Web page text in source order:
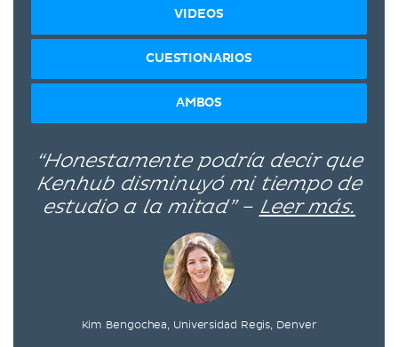
VIDEOS
CUESTIONARIOS
AMBOS
“Honestamente podría decir que
Kenhub disminuyó mi tiempo de
estudio a la mitad” – Leer más.
Kim Bengochea, Universidad Regis, Denver